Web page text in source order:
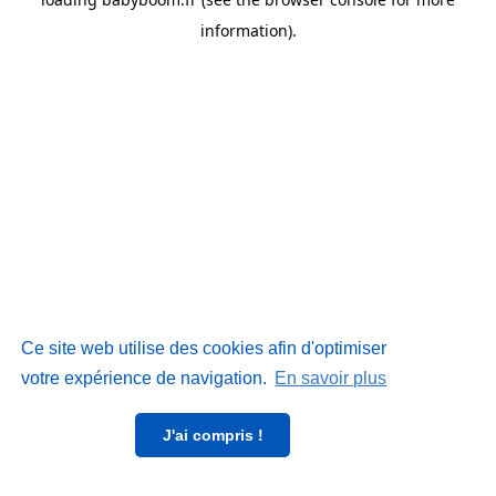
Ce site web utilise des cookies afin d'optimiser
votre expérience de navigation. En savoir plus
J'ai compris !
information).